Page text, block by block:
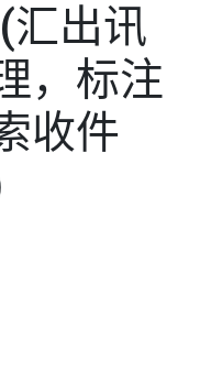
汇出讯
，标注
收件